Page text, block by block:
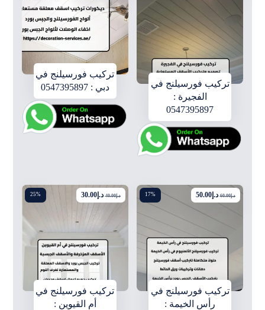
تركيب فورسيلنج في
الفجيرة :
0547395897
تركيب فورسيلنج في
دبي : 0547395897
17%
تركيب فورسيلنج في
رأس الخيمة :
د.إ60.00 د.إ50.00
25%
تركيب فورسيلنج في
أم القيوين :
د.إ40.00 د.إ30.00